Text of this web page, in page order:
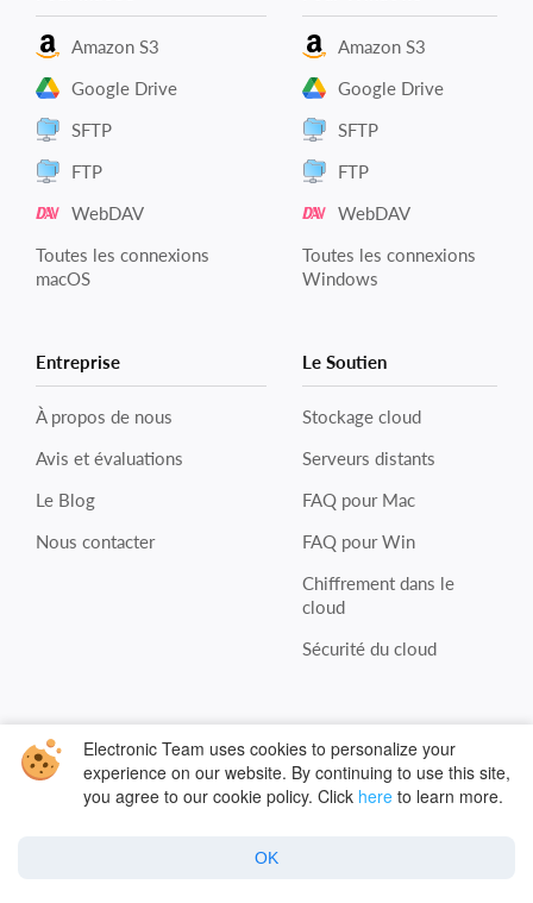
Amazon S3
Google Drive
SFTP
FTP
WebDAV
Toutes les connexions
macOS
Amazon S3
Google Drive
SFTP
FTP
WebDAV
Toutes les connexions
Windows
Entreprise
À propos de nous
Avis et évaluations
Le Blog
Nous contacter
Le Soutien
Stockage cloud
Serveurs distants
FAQ pour Mac
FAQ pour Win
Chiffrement dans le
cloud
Sécurité du cloud
Politique
Politique de confidentialité
Electronic Team uses cookies to personalize your
experience on our website. By continuing to use this site,
you agree to our cookie policy. Click here to learn more.
OK